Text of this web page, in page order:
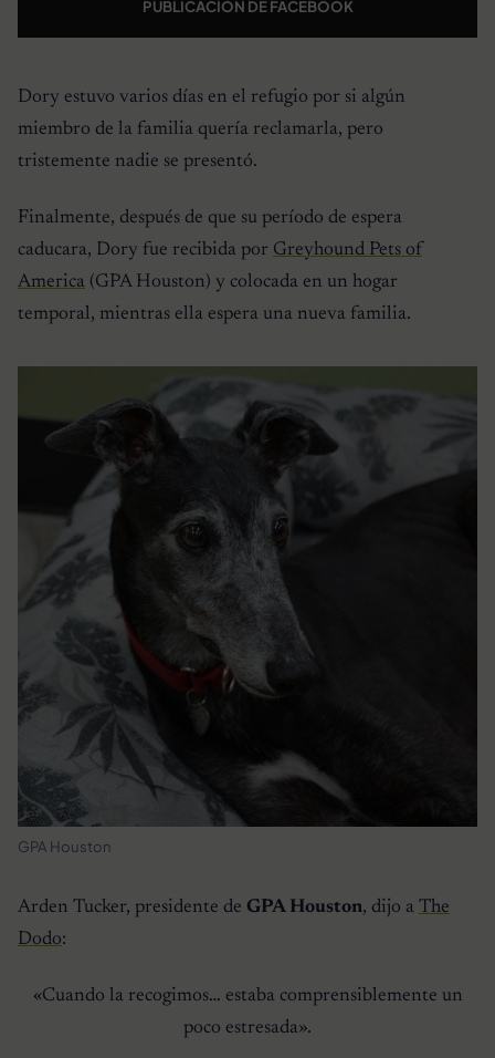
PUBLICACIÓN DE FACEBOOK
Dory estuvo varios días en el refugio por si algún
miembro de la familia quería reclamarla, pero
tristemente nadie se presentó.
Finalmente, después de que su período de espera
caducara, Dory fue recibida por Greyhound Pets of
America (GPA Houston) y colocada en un hogar
temporal, mientras ella espera una nueva familia.
GPA Houston
Arden Tucker, presidente de GPA Houston, dijo a The
Dodo:
«Cuando la recogimos… estaba comprensiblemente un
poco estresada».